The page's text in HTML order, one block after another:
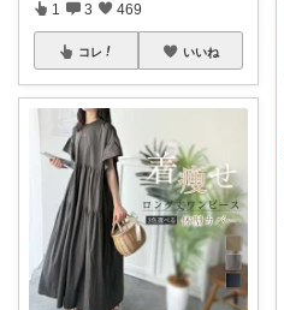
1 3 469
コレ いいね